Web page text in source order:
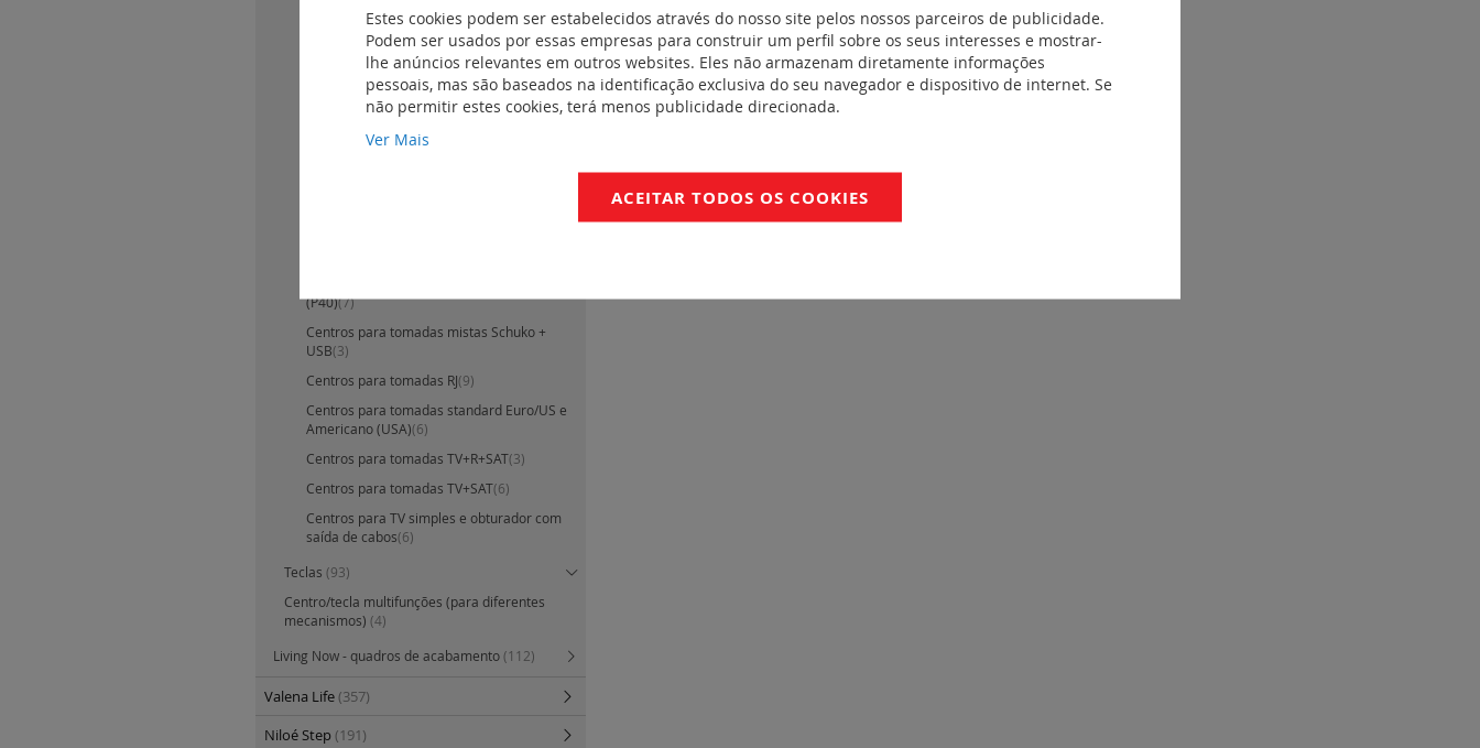
Centros para obturadores (9)
Centros para sinalizadores luminosos(3)
Centros para tomada de fibra ótica(3)
Centros para tomada HDMI pré-
(P40)(7)
Centros para tomadas mistas Schuko +
USB(3)
Centros para tomadas RJ(9)
Centros para tomadas standard Euro/US e
Americano (USA)(6)
Centros para tomadas TV+R+SAT(3)
Centros para tomadas TV+SAT(6)
Centros para TV simples e obturador com
saída de cabos(6)
Teclas (93)
Centro/tecla multifunções (para diferentes
mecanismos) (4)
Living Now - quadros de acabamento(112)
Valena Life(357)
Niloé Step(191)
Estes cookies podem ser estabelecidos através do nosso site pelos nossos parceiros de publicidade.
Podem ser usados por essas empresas para construir um perfil sobre os seus interesses e mostrar-
lhe anúncios relevantes em outros websites. Eles não armazenam diretamente informações
pessoais, mas são baseados na identificação exclusiva do seu navegador e dispositivo de internet. Se
não permitir estes cookies, terá menos publicidade direcionada.
Ver Mais
ACEITAR TODOS OS COOKIES